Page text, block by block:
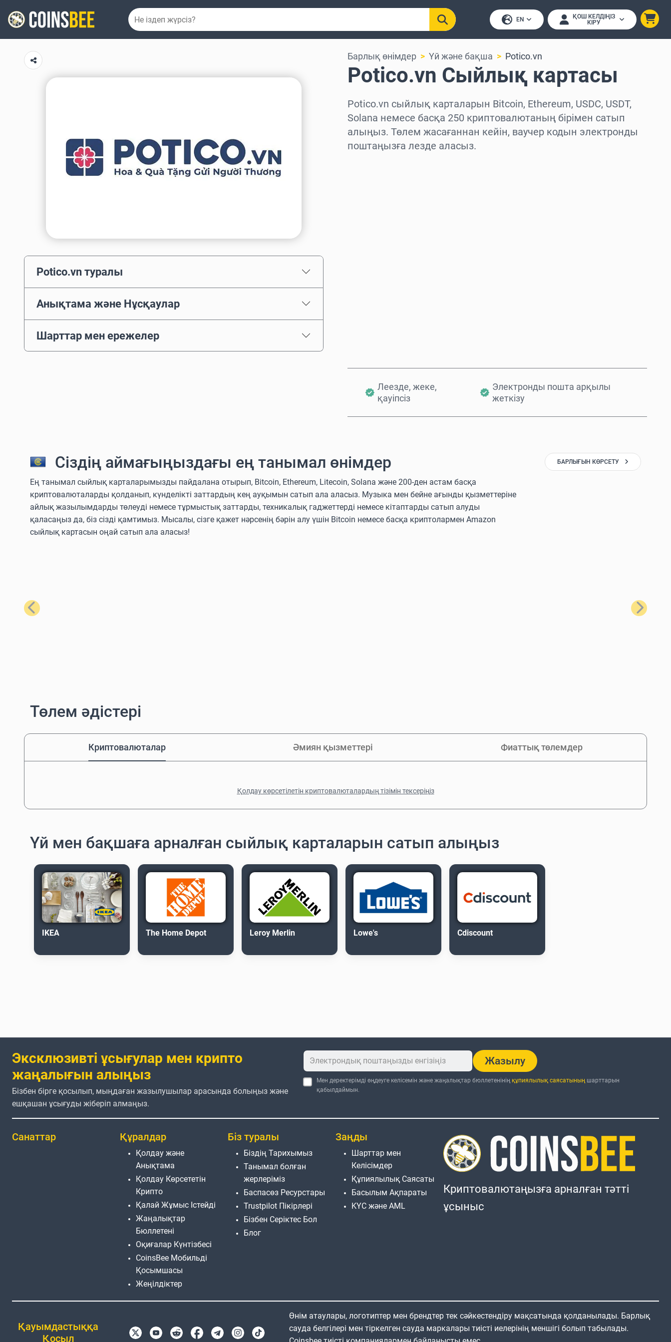
EN
ҚОШ КЕЛДІҢІЗ
КІРУ
Potico.vn туралы
Анықтама және Нұсқаулар
Шарттар мен ережелер
Барлық өнімдер Үй және бақша Potico.vn
Potico.vn Сыйлық картасы
Potico.vn сыйлық карталарын Bitcoin, Ethereum, USDC, USDT,
Solana немесе басқа 250 криптовалютаның бірімен сатып
алыңыз. Төлем жасағаннан кейін, ваучер кодын электронды
поштаңызға лезде аласыз.
Леезде, жеке,
қауіпсіз
Электронды пошта арқылы
жеткізу
Сіздің аймағыңыздағы ең танымал өнімдер
Ең танымал сыйлық карталарымызды пайдалана отырып, Bitcoin, Ethereum, Litecoin, Solana және 200-ден астам басқа
криптовалюталарды қолданып, күнделікті заттардың кең ауқымын сатып ала аласыз. Музыка мен бейне ағынды қызметтеріне
айлық жазылымдарды төлеуді немесе тұрмыстық заттарды, техникалық гаджеттерді немесе кітаптарды сатып алуды
қаласаңыз да, біз сізді қамтимыз. Мысалы, сізге қажет нәрсенің бәрін алу үшін Bitcoin немесе басқа криптолармен Amazon
сыйлық картасын оңай сатып ала аласыз!
БАРЛЫҒЫН КӨРСЕТУ
Алдыңғы Келесі
Төлем әдістері
Криптовалюталар Әмиян қызметтері Фиаттық төлемдер
Қолдау көрсетілетін криптовалюталардың тізімін тексеріңіз
Үй мен бақшаға арналған сыйлық карталарын сатып алыңыз
IKEA The Home Depot Leroy Merlin Lowe's Cdiscount
Эксклюзивті ұсығулар мен крипто
жаңалығын алыңыз
Бізбен бірге қосылып, мыңдаған жазылушылар арасында болыңыз және
ешқашан ұсығуды жіберіп алмаңыз.
Жазылу
Мен деректерімді өңдеуге келісемін және жаңалықтар бюллетенінің құпиялылық саясатыныңшарттарын
қабылдаймын.
Санаттар Құралдар
Қолдау және
Анықтама
Қолдау Көрсететін
Крипто
Қалай Жұмыс Істейді
Жаңалықтар
Бюллетені
Оқиғалар Күнтізбесі
CoinsBee Мобильді
Қосымшасы
Жеңілдіктер
Біз туралы
Біздің Тарихымыз
Танымал болған
жерлеріміз
Баспасөз Ресурстары
Trustpilot Пікірлері
Бізбен Серіктес Бол
Блог
Заңды
Шарттар мен
Келісімдер
Құпиялылық Саясаты
Басылым Ақпараты
KYC және AML
Криптовалютаңызға арналған тәтті
ұсыныс
Қауымдастыққа
Қосыл
Өнім атаулары, логотиптер мен брендтер тек сәйкестендіру мақсатында қолданылады. Барлық
сауда белгілері мен тіркелген сауда маркалары тиісті иелерінің меншігі болып табылады.